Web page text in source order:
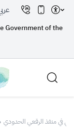
Government of the
في منفذ الرقعي الحدودي